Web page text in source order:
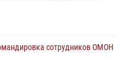
сотрудников ОМОН